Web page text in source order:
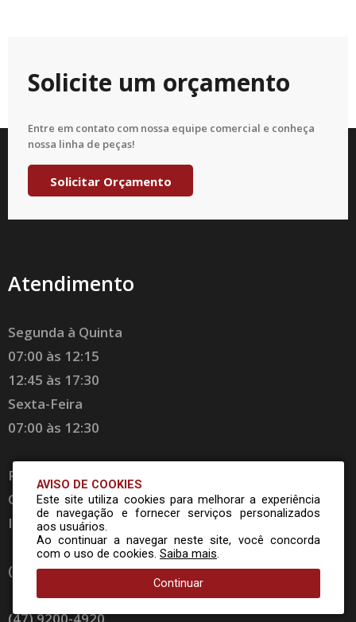
Solicite um orçamento
Entre em contato com nossa equipe comercial e conheça
nossa linha de peças!
Solicitar Orçamento
Atendimento
Segunda à Quinta
07:00 às 12:15
12:45 às 17:30
Sexta-Feira
07:00 às 12:30
Rua Dr. Getúlio Vargas, 1660
Cx. Postal 11 CEP 89140-000
Ibirama - SC - Brasil
(47) 3357 8300
(47) 9200-4920
AVISO DE COOKIES
Este site utiliza cookies para melhorar a experiência
de navegação e fornecer serviços personalizados
aos usuários.
Ao continuar a navegar neste site, você concorda
com o uso de cookies. Saiba mais.
Continuar